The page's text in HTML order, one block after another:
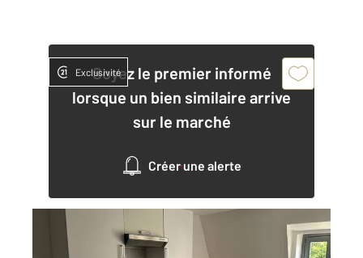
Soyez le premier informé
lorsque un bien similaire arrive
sur le marché
Créer une alerte
Exclusivité
PERIGUEUX 24
46,09 m
, 3 pièces